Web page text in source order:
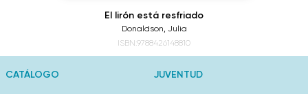
El lirón está resfriado
Donaldson, Julia
ISBN:9788426148810
CATÁLOGO JUVENTUD